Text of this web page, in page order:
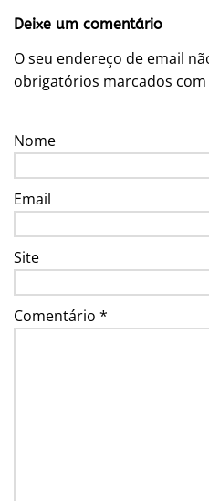
Deixe um comentário
O seu endereço de email
obrigatórios marcados com
Nome
Email
Site
Comentário *